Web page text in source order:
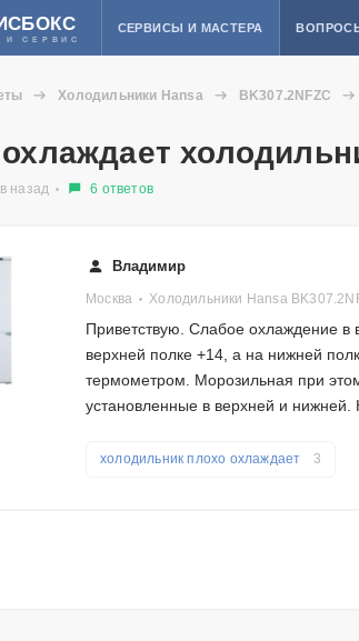
И СЕРВИС
СЕРВИСЫ И МАСТЕРА
Холодильники Hansa BK307.2NFZC
назад 6 ответов
Владимир
Москва Холодильники Hansa
Приветствую. Слабое охлаждение в
верхней полке +14, а на нижней
термометром. Морозильная при
установленные в верхней и нижней.
холодильник плохо охлаждает 3